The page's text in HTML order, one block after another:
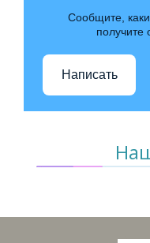
Сообщите,
получите
Написать